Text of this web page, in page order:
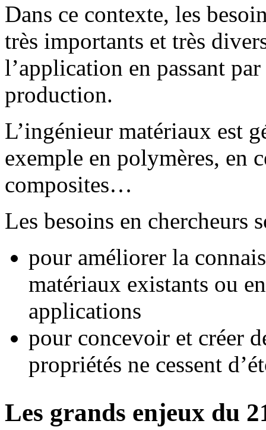
Dans ce contexte, les
très importants et très
l’application en passant
production.
L’ingénieur matériaux est
exemple en polymères, en
composites…
Les besoins en chercheurs
pour améliorer la
matériaux existants ou
applications
pour concevoir et créer
propriétés ne cessent
Les grands enjeux du